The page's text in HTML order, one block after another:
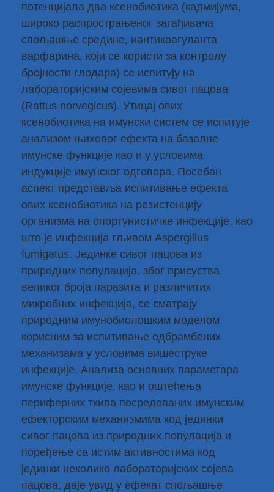
потенцијала два ксенобиотика (кадмијума,
широко распрострањеног загађивача
спољашње средине, иантикоагуланта
варфарина, који се користи за контролу
бројности глодара) се испитују на
лабораторијским сојевима сивог пацова
(Rattus norvegicus). Утицај ових
ксенобиотика на имунски систем се испитује
анализом њиховог ефекта на базалне
имунске функције као и у условима
индукције имунског одговора. Посебан
аспект представља испитивање ефекта
ових ксенобиотика на резистенцију
организма на опортунистичке инфекције, као
што је инфекција гљивом Aspergillus
fumigatus. Јединке сивог пацова из
природних популација, због присуства
великог броја паразита и различитих
микробних инфекција, се сматрају
природним имунобиолошким моделом
корисним за испитивање одбрамбених
механизама у условима вишеструке
инфекције. Анализа основних параметара
имунске функције, као и оштећења
периферних ткива посредованих имунским
ефекторским механизмима код јединки
сивог пацова из природних популација и
поређење са истим активностима код
јединки неколико лабораторијских сојева
пацова, даје увид у ефекат спољашње